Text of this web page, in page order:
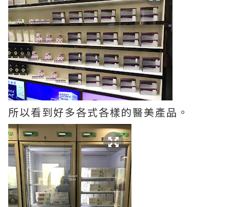
所以看到好多各式各樣的醫美產品。